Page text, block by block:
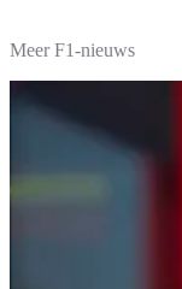
Meer F1-nieuws